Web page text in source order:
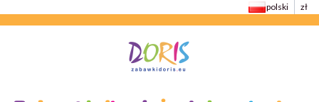
polski zł